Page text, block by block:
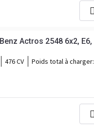
Actros 2548 6x2, E6,
476 CV Poids total à charger: